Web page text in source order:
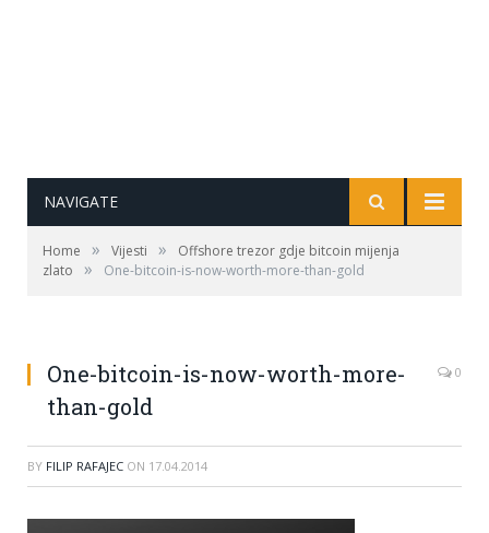
NAVIGATE
Home » Vijesti »
Offshore trezor gdje bitcoin mijenja
zlato
» One-bitcoin-is-now-worth-more-than-gold
One-bitcoin-is-now-worth-more-
than-gold
0
BY FILIP RAFAJEC ON 17.04.2014